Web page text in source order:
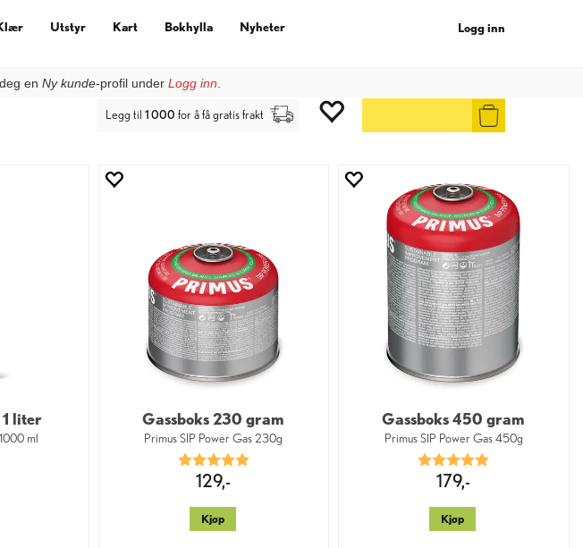
Logg inn
en Ny kunde-profil under Logg inn
Utstyr Kart Bokhylla Nyheter
Legg til 1 000 for å få gratis frakt
1 liter
ml
Gassboks 230 gram
Primus SIP Power Gas 230g
Karakter: 5.0 av 5 mulige
129,-
Kjøp
Gassboks 450 gram
Primus SIP Power Gas 450g
Karakter:
179,-
Kjøp